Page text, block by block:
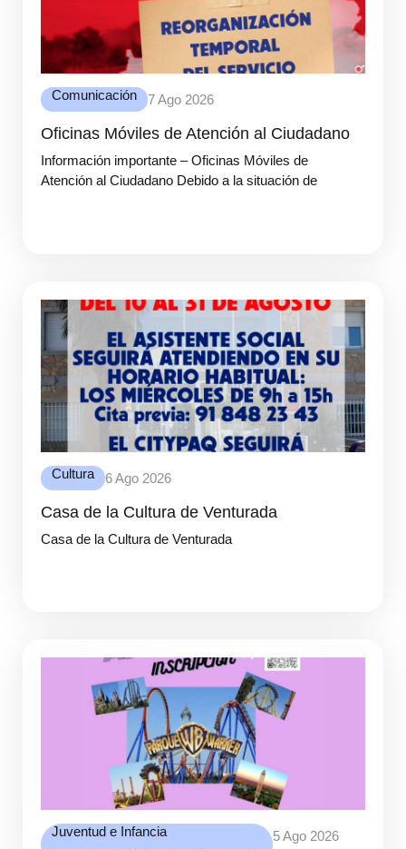
Comunicación 7 Ago 2026
Oficinas Móviles de Atención al Ciudadano
Información importante – Oficinas Móviles de
Atención al Ciudadano Debido a la situación de
Cultura 6 Ago 2026
Casa de la Cultura de Venturada
Casa de la Cultura de Venturada
Juventud e Infancia
5 Ago 2026